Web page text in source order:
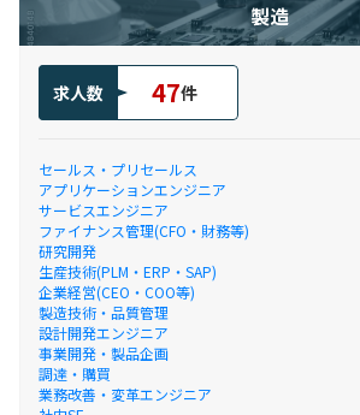
製造
求人数 47件
セールス・プリセールス
アプリケーションエンジニア
サービスエンジニア
ファイナンス管理(CFO・財務等)
研究開発
生産技術(PLM・ERP・SAP)
企業経営(CEO・COO等)
製造技術・品質管理
設計開発エンジニア
事業開発・製品企画
調達・購買
業務改善・変革エンジニア